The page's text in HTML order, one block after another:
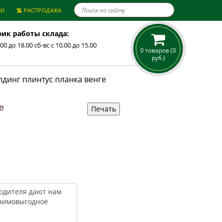
РАСПРОДАЖА
работы склада:
до 18.00 сб-вс с 10.00 до 15.00
0 товаров (0
руб.)
плинтус планка венге